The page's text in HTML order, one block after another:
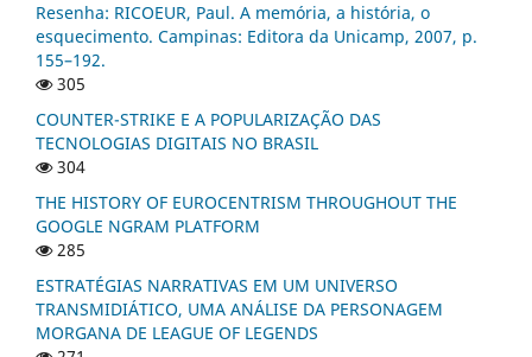
Resenha: RICOEUR, Paul. A memória, a história, o
esquecimento. Campinas: Editora da Unicamp, 2007, p.
155–192.
305
COUNTER-STRIKE E A POPULARIZAÇÃO DAS
TECNOLOGIAS DIGITAIS NO BRASIL
304
THE HISTORY OF EUROCENTRISM THROUGHOUT THE
GOOGLE NGRAM PLATFORM
285
ESTRATÉGIAS NARRATIVAS EM UM UNIVERSO
TRANSMIDIÁTICO, UMA ANÁLISE DA PERSONAGEM
MORGANA DE LEAGUE OF LEGENDS